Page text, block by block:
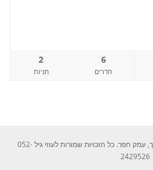
6
חדרים
2
חניות
© 2026 עוזי גיל, נדלן, מכירה, תיווך, עמק חפר. כל הזכויות שמורות לעוזי גיל 052-
2429526